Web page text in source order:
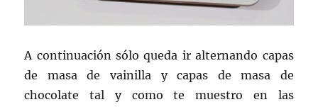
A continuación sólo queda ir alternando capas
de masa de vainilla y capas de masa de
chocolate tal y como te muestro en las